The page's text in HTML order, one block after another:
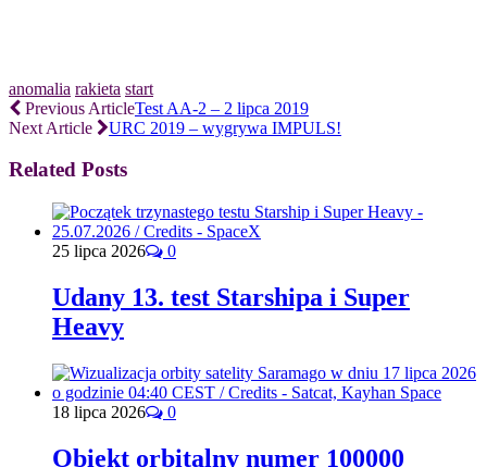
anomalia rakieta start
Previous ArticleTest AA-2 – 2 lipca 2019
Next Article
URC 2019 – wygrywa IMPULS!
Related Posts
25 lipca 2026 0
Udany 13. test Starshipa i Super
Heavy
18 lipca 2026 0
Obiekt orbitalny numer 100000